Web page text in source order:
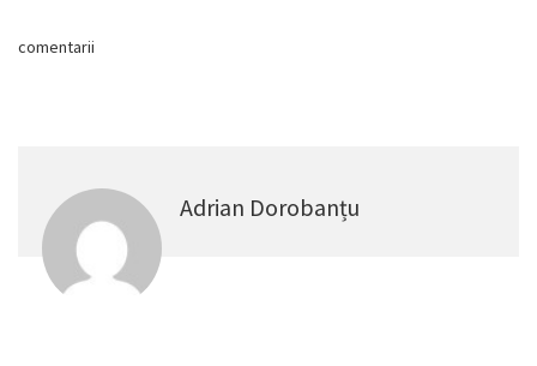
comentarii
Adrian Dorobanțu